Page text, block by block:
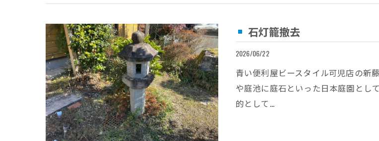
石灯籠撤去
2026/06/22
青い便利屋ビースタイル可児店の新
や庭池に庭石といった日本庭園とし
的として…